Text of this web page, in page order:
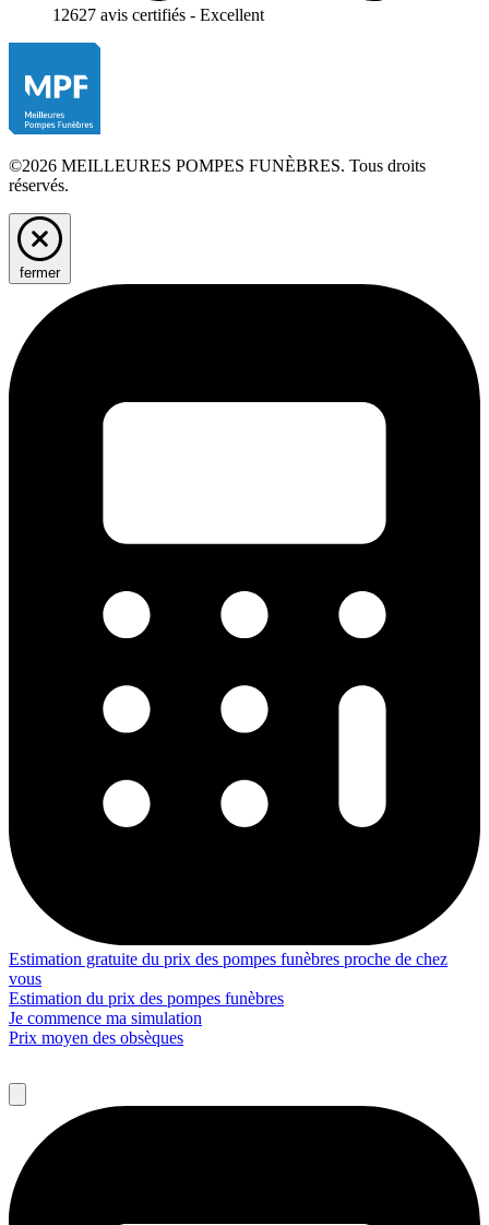
12627 avis certifiés - Excellent
©2026 MEILLEURES POMPES FUNÈBRES. Tous droits
réservés.
fermer
Estimation gratuite du prix des pompes funèbres proche de chez
vous
Estimation du prix des pompes funèbres
Je commence ma simulation
Prix moyen des obsèques